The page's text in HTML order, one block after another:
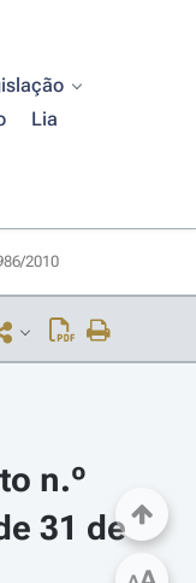
Lia
2010
n.º
31 de